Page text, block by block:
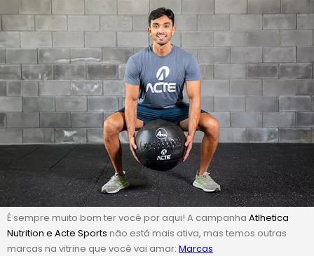
É sempre muito bom ter você por aqui! A campanha Atlhetica
Nutrition e Acte Sports não está mais ativa, mas temos outras
marcas na vitrine que você vai amar: Marcas